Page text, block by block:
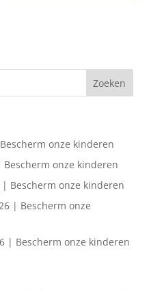
onze kinderen
onze kinderen
Bescherm onze kinderen
| Bescherm onze
| Bescherm onze kinderen